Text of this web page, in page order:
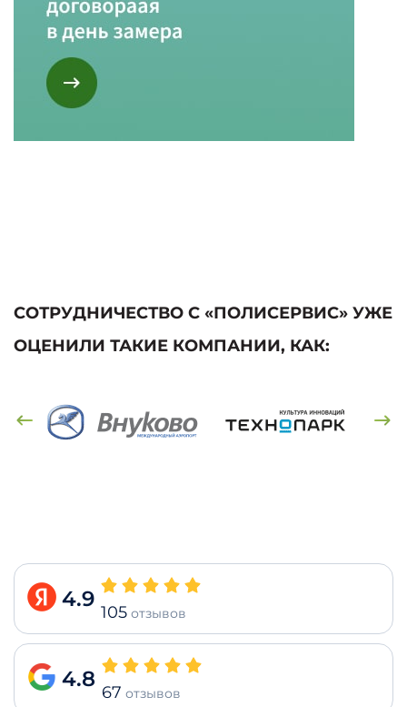
СОТРУДНИЧЕСТВО С «ПОЛИСЕРВИС» УЖЕ
ОЦЕНИЛИ ТАКИЕ КОМПАНИИ, КАК:
4.9
105 отзывов
4.8
67 отзывов